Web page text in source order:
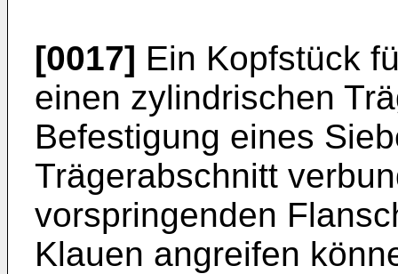
[0017] Ein Kopfstück
einen zylindrischen
Befestigung eines
Trägerabschnitt
vorspringenden
Klauen angreifen